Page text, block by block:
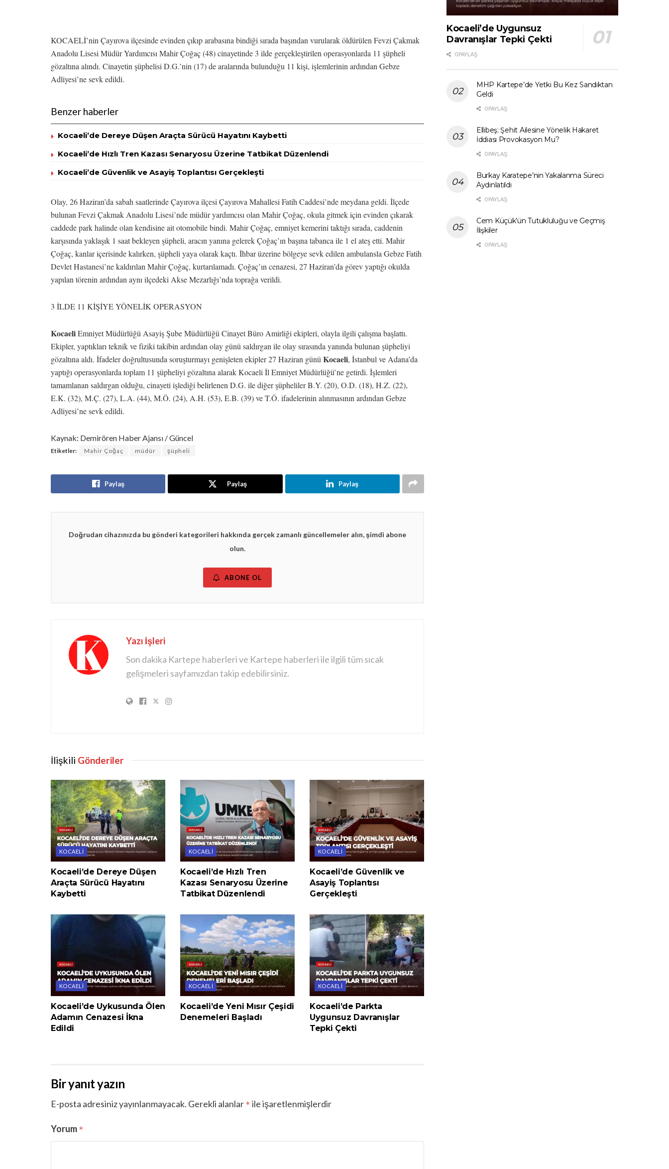
KOCAELİ’nin Çayırova ilçesinde evinden çıkıp arabasına bindiği sırada başından vurularak öldürülen Fevzi Çakmak
Anadolu Lisesi Müdür Yardımcısı Mahir Çoğaç (48) cinayetinde 3 ilde gerçekleştirilen operasyonlarda 11 şüpheli
gözaltına alındı. Cinayetin şüphelisi D.G.’nin (17) de aralarında bulunduğu 11 kişi, işlemlerinin ardından Gebze
Adliyesi’ne sevk edildi.
Benzer haberler
Kocaeli’de Dereye Düşen Araçta Sürücü Hayatını Kaybetti
Kocaeli’de Hızlı Tren Kazası Senaryosu Üzerine Tatbikat Düzenlendi
Kocaeli’de Güvenlik ve Asayiş Toplantısı Gerçekleşti
Olay, 26 Haziran’da sabah saatlerinde Çayırova ilçesi Çayırova Mahallesi Fatih Caddesi’nde meydana geldi. İlçede
bulunan Fevzi Çakmak Anadolu Lisesi’nde müdür yardımcısı olan Mahir Çoğaç, okula gitmek için evinden çıkarak
caddede park halinde olan kendisine ait otomobile bindi. Mahir Çoğaç, emniyet kemerini taktığı sırada, caddenin
karşısında yaklaşık 1 saat bekleyen şüpheli, aracın yanına gelerek Çoğaç’ın başına tabanca ile 1 el ateş etti. Mahir
Çoğaç, kanlar içerisinde kalırken, şüpheli yaya olarak kaçtı. İhbar üzerine bölgeye sevk edilen ambulansla Gebze Fatih
Devlet Hastanesi’ne kaldırılan Mahir Çoğaç, kurtarılamadı. Çoğaç’ın cenazesi, 27 Haziran’da görev yaptığı okulda
yapılan törenin ardından aynı ilçedeki Akse Mezarlığı’nda toprağa verildi.
3 İLDE 11 KİŞİYE YÖNELİK OPERASYON
KocaeliEmniyet Müdürlüğü Asayiş Şube Müdürlüğü Cinayet Büro Amirliği ekipleri, olayla ilgili çalışma başlattı.
Ekipler, yaptıkları teknik ve fiziki takibin ardından olay günü saldırgan ile olay sırasında yanında bulunan şüpheliyi
gözaltına aldı. İfadeler doğrultusunda soruşturmayı genişleten ekipler 27 Haziran günü Kocaeli, İstanbul ve Adana’da
yaptığı operasyonlarda toplam 11 şüpheliyi gözaltına alarak Kocaeli İl Emniyet Müdürlüğü’ne getirdi. İşlemleri
tamamlanan saldırgan olduğu, cinayeti işlediği belirlenen D.G. ile diğer şüpheliler B.Y. (20), O.D. (18), H.Z. (22),
E.K. (32), M.Ç. (27), L.A. (44), M.Ö. (24), A.H. (53), E.B. (39) ve T.Ö. ifadelerinin alınmasının ardından Gebze
Adliyesi’ne sevk edildi.
Kaynak: Demirören Haber Ajansı / Güncel
Etiketler: Mahir Çoğaç müdür şüpheli
Paylaş Paylaş Paylaş
Doğrudan cihazınızda bu gönderi kategorileri hakkında gerçek zamanlı güncellemeler alın, şimdi abone
olun.
ABONE OL
Yazı İşleri
Son dakika Kartepe haberleri ve Kartepe haberleri ile ilgili tüm sıcak
gelişmeleri sayfamızdan takip edebilirsiniz.
İlişkili Gönderiler
KOCAELI
Kocaeli’de Dereye Düşen
Araçta Sürücü Hayatını
Kaybetti
KOCAELI
Kocaeli’de Hızlı Tren
Kazası Senaryosu Üzerine
Tatbikat Düzenlendi
KOCAELI
Kocaeli’de Güvenlik ve
Asayiş Toplantısı
Gerçekleşti
KOCAELI
Kocaeli’de Uykusunda Ölen
Adamın Cenazesi İkna
Edildi
KOCAELI
Kocaeli’de Yeni Mısır Çeşidi
Denemeleri Başladı
KOCAELI
Kocaeli’de Parkta
Uygunsuz Davranışlar
Tepki Çekti
Bir yanıt yazın
E-posta adresiniz yayınlanmayacak. Gerekli alanlar * ile işaretlenmişlerdir
Yorum *
Kocaeli’de Uygunsuz
Davranışlar Tepki Çekti
0 PAYLAŞ
MHP Kartepe’de Yetki Bu Kez Sandıktan
Geldi
0 PAYLAŞ
Ellibeş: Şehit Ailesine Yönelik Hakaret
İddiası Provokasyon Mu?
0 PAYLAŞ
Burkay Karatepe’nin Yakalanma Süreci
Aydınlatıldı
0 PAYLAŞ
Cem Küçük’ün Tutukluluğu ve Geçmiş
İlişkiler
0 PAYLAŞ